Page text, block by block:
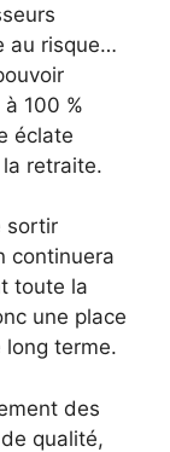
au risque…
100 %
éclate
retraite.
sortir
continuera
toute la
une place
terme.
des
qualité,